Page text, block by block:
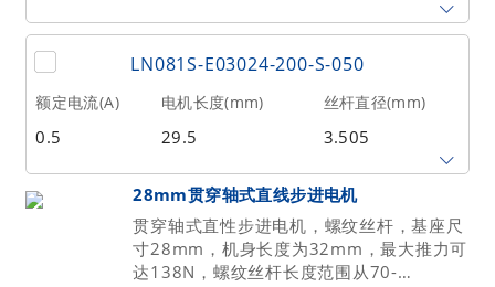
2 1.6 0.04
丝杆导程(mm) 丝杆长度(mm) 额定推力(N
@300RPM)
相数 转子惯量(g•cm²) 重量(kg)
2 1.6 0.04
LN081S-E03024-200-S-050
额定电流(A) 电机长度(mm) 丝杆直径(mm)
0.5 29.5 3.505
丝杆导程(mm) 丝杆长度(mm) 额定推力(N
@300RPM)
200 15
28mm贯穿轴式直线步进电机
贯穿轴式直性步进电机，螺纹丝杆，基座尺
寸28mm，机身长度为32mm，最大推力可
达138N，螺纹丝杆长度范围从70-